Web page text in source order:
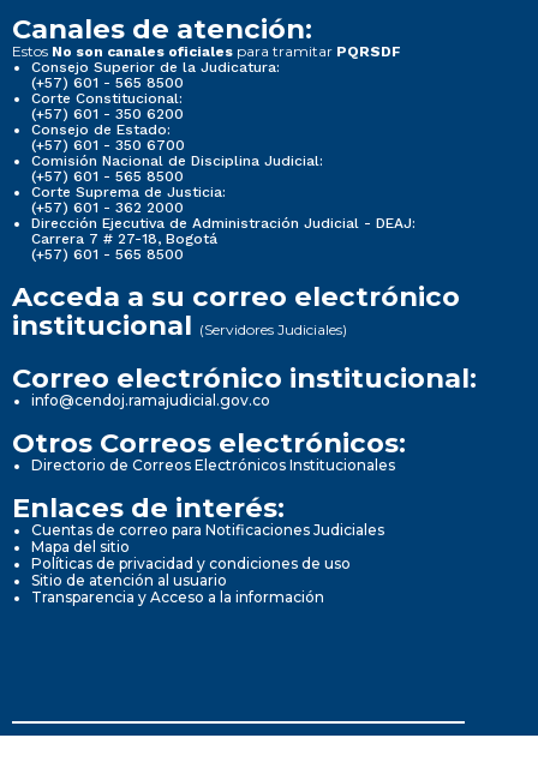
Canales de atención:
Estos No son canales oficiales para tramitar PQRSDF
Consejo Superior de la Judicatura:
(+57) 601 - 565 8500
Corte Constitucional:
(+57) 601 - 350 6200
Consejo de Estado:
(+57) 601 - 350 6700
Comisión Nacional de Disciplina Judicial:
(+57) 601 - 565 8500
Corte Suprema de Justicia:
(+57) 601 - 362 2000
Dirección Ejecutiva de Administración Judicial - DEAJ:
Carrera 7 # 27-18, Bogotá
(+57) 601 - 565 8500
Acceda a su correo electrónico
institucional (Servidores Judiciales)
Correo electrónico institucional:
info@cendoj.ramajudicial.gov.co
Otros Correos electrónicos:
Directorio de Correos Electrónicos Institucionales
Enlaces de interés:
Cuentas de correo para Notificaciones Judiciales
Mapa del sitio
Políticas de privacidad y condiciones de uso
Sitio de atención al usuario
Transparencia y Acceso a la información